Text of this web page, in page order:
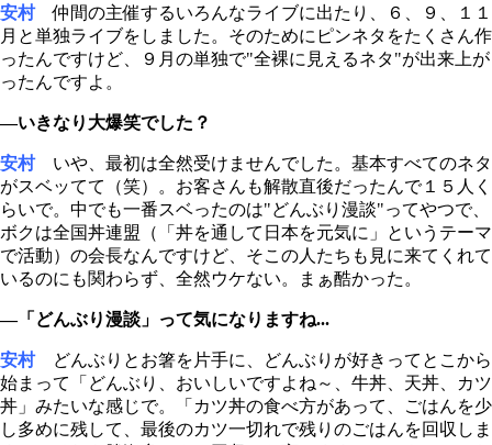
安村仲間の主催するいろんなライブに出たり、６、９、１１
月と単独ライブをしました。そのためにピンネタをたくさん作
ったんですけど、９月の単独で"全裸に見えるネタ"が出来上が
ったんですよ。
―いきなり大爆笑でした？
安村いや、最初は全然受けませんでした。基本すべてのネタ
がスベッてて（笑）。お客さんも解散直後だったんで１５人く
らいで。中でも一番スベったのは"どんぶり漫談"ってやつで、
ボクは全国丼連盟（「丼を通して日本を元気に」というテーマ
で活動）の会長なんですけど、そこの人たちも見に来てくれて
いるのにも関わらず、全然ウケない。まぁ酷かった。
―「どんぶり漫談」って気になりますね...
安村どんぶりとお箸を片手に、どんぶりが好きってとこから
始まって「どんぶり、おいしいですよね～、牛丼、天丼、カツ
丼」みたいな感じで。「カツ丼の食べ方があって、ごはんを少
し多めに残して、最後のカツ一切れで残りのごはんを回収しま